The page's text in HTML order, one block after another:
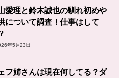
愛理と鈴木誠也の馴れ初めや
について調査！仕事はして
年5月23日
フ姉さんは現在何してる？ダ